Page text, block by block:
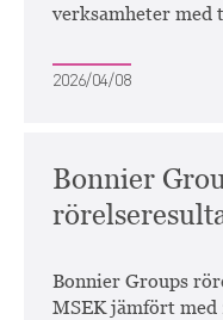
verksamheter
2026/04/08
Bonnier
Bonnier Groups
MSEK jämfört med